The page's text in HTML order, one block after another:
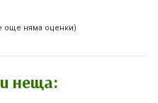
още няма оценки)
неща: